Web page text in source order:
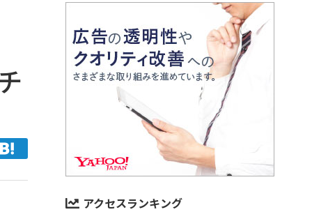
アクセスランキング